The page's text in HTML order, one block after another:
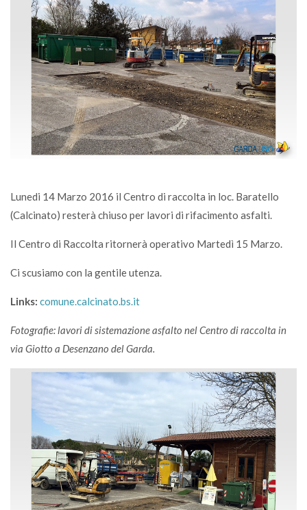
Lunedi 14 Marzo 2016 il Centro di raccolta in loc. Baratello
(Calcinato) resterà chiuso per lavori di rifacimento asfalti.
Il Centro di Raccolta ritornerà operativo Martedì 15 Marzo.
Ci scusiamo con la gentile utenza.
Links: comune.calcinato.bs.it
Fotografie: lavori di sistemazione asfalto nel Centro di raccolta in
via Giotto a Desenzano del Garda.